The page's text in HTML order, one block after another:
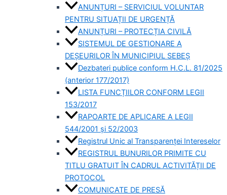
ANUNȚURI – SERVICIUL VOLUNTAR
PENTRU SITUAȚII DE URGENȚĂ
ANUNȚURI – PROTECȚIA CIVILĂ
SISTEMUL DE GESTIONARE A
DEȘEURILOR ÎN MUNICIPIUL SEBEȘ
Dezbateri publice conform H.C.L. 81/2025
(anterior 177/2017)
LISTA FUNCȚIILOR CONFORM LEGII
153/2017
RAPOARTE DE APLICARE A LEGII
544/2001 și 52/2003
Registrul Unic al Transparenței Intereselor
REGISTRUL BUNURILOR PRIMITE CU
TITLU GRATUIT ÎN CADRUL ACTIVITĂȚII DE
PROTOCOL
COMUNICATE DE PRESĂ